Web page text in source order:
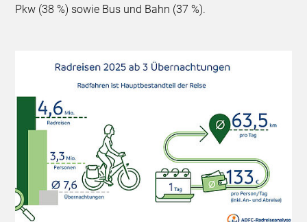
Pkw (38 %) sowie Bus und Bahn (37 %).